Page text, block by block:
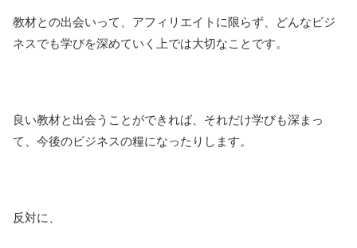
教材との出会いって、アフィリエイトに限らず、どんなビジ
ネスでも学びを深めていく上では大切なことです。
良い教材と出会うことができれば、それだけ学びも深まっ
て、今後のビジネスの糧になったりします。
反対に、